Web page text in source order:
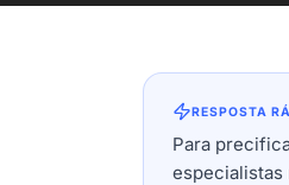
RESPOSTA
Para
especialistas